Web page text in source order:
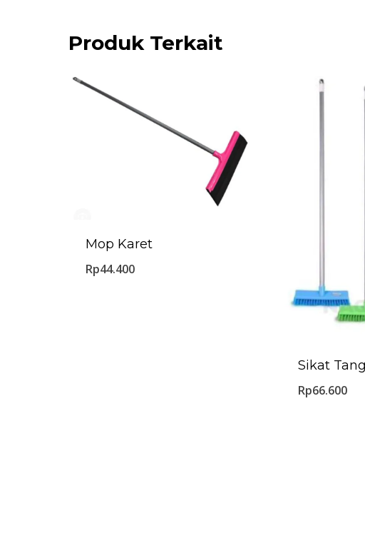
Produk Terkait
Mop Karet
Rp44.400
Sikat
Rp66.600